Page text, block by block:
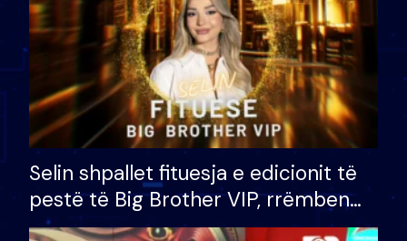
Selin shpallet fituesja e edicionit të
pestë të Big Brother VIP, rrëmben
çmimin e madh prej 100 mijë eurosh